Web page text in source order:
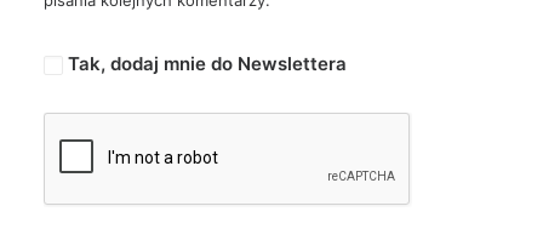
Tak, dodaj mnie do Newslettera